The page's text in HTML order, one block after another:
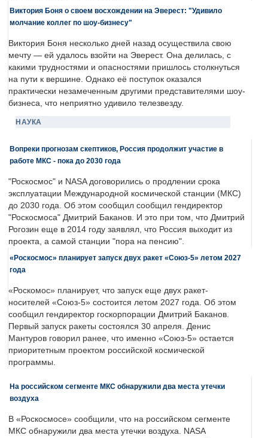
Виктория Боня о своем восхождении на Эверест: "Удивило
молчание коллег по шоу-бизнесу"
Виктория Боня несколько дней назад осуществила свою
мечту — ей удалось взойти на Эверест. Она делилась, с
какими трудностями и опасностями пришлось столкнуться
на пути к вершине. Однако её поступок оказался
практически незамеченным другими представителями шоу-
бизнеса, что неприятно удивило телезвезду.
НАУКА
Вопреки прогнозам скептиков, Россия продолжит участие в
работе МКС - пока до 2030 года
"Роскосмос" и NASA договорились о продлении срока
эксплуатации Международной космической станции (МКС)
до 2030 года. Об этом сообщил сообщил гендиректор
"Роскосмоса" Дмитрий Баканов. И это при том, что Дмитрий
Рогозин еще в 2014 году заявлял, что Россия выходит из
проекта, а самой станции "пора на пенсию".
«Роскосмос» планирует запуск двух ракет «Союз-5» летом 2027
года
«Роскомос» планирует, что запуск еще двух ракет-
носителей «Союз-5» состоится летом 2027 года. Об этом
сообщил гендиректор госкорпорации Дмитрий Баканов.
Первый запуск ракеты состоялся 30 апреля. Денис
Мантуров говорил ранее, что именно «Союз-5» остается
приоритетным проектом российской космической
программы.
На российском сегменте МКС обнаружили два места утечки
воздуха
В «Роскосмосе» сообщили, что на российском сегменте
МКС обнаружили два места утечки воздуха. NASA